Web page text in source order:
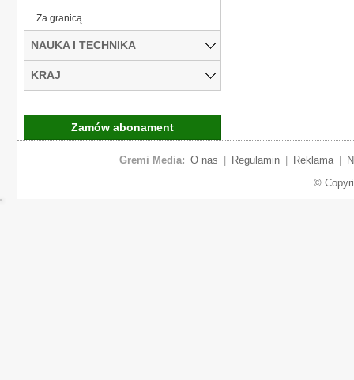
Za granicą
NAUKA I TECHNIKA
KRAJ
Zamów abonament
Gremi Media: O nas Regulamin Reklama
©